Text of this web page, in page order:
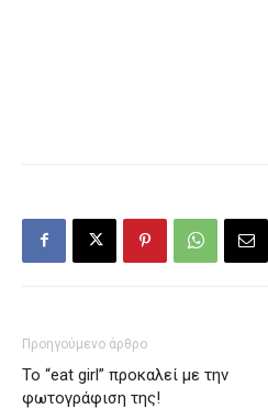
Προηγούμενο άρθρο
Το “eat girl” προκαλεί με την
φωτογράφιση της!